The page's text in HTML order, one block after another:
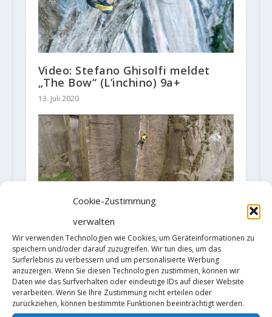
Cookie-Zustimmung
verwalten
Wir verwenden Technologien wie Cookies, um Geräteinformationen zu
speichern und/oder darauf zuzugreifen. Wir tun dies, um das
Surferlebnis zu verbessern und um personalisierte Werbung
anzuzeigen. Wenn Sie diesen Technologien zustimmen, können wir
Daten wie das Surfverhalten oder eindeutige IDs auf dieser Website
verarbeiten. Wenn Sie Ihre Zustimmung nicht erteilen oder
zurückziehen, können bestimmte Funktionen beeinträchtigt werden.
Video: Stefano Ghisolfi meldet
„The Bow“ (L’inchino) 9a+
13. Juli 2020
Siebe vanHee klettert im
englischen Peak District
10. Dezember 2021